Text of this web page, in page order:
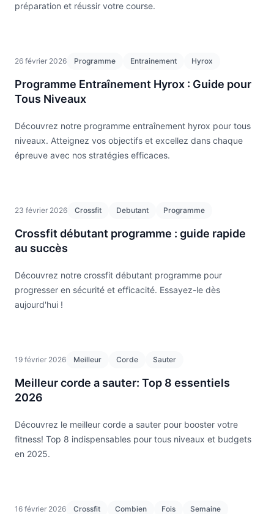
préparation et réussir votre course.
26 février 2026 Programme Entrainement Hyrox
Programme Entraînement Hyrox : Guide pour
Tous Niveaux
Découvrez notre programme entraînement hyrox pour tous
niveaux. Atteignez vos objectifs et excellez dans chaque
épreuve avec nos stratégies efficaces.
23 février 2026 Crossfit Debutant Programme
Crossfit débutant programme : guide rapide
au succès
Découvrez notre crossfit débutant programme pour
progresser en sécurité et efficacité. Essayez-le dès
aujourd'hui !
19 février 2026 Meilleur Corde Sauter
Meilleur corde a sauter: Top 8 essentiels
2026
Découvrez le meilleur corde a sauter pour booster votre
fitness! Top 8 indispensables pour tous niveaux et budgets
en 2025.
16 février 2026 Crossfit Combien Fois Semaine